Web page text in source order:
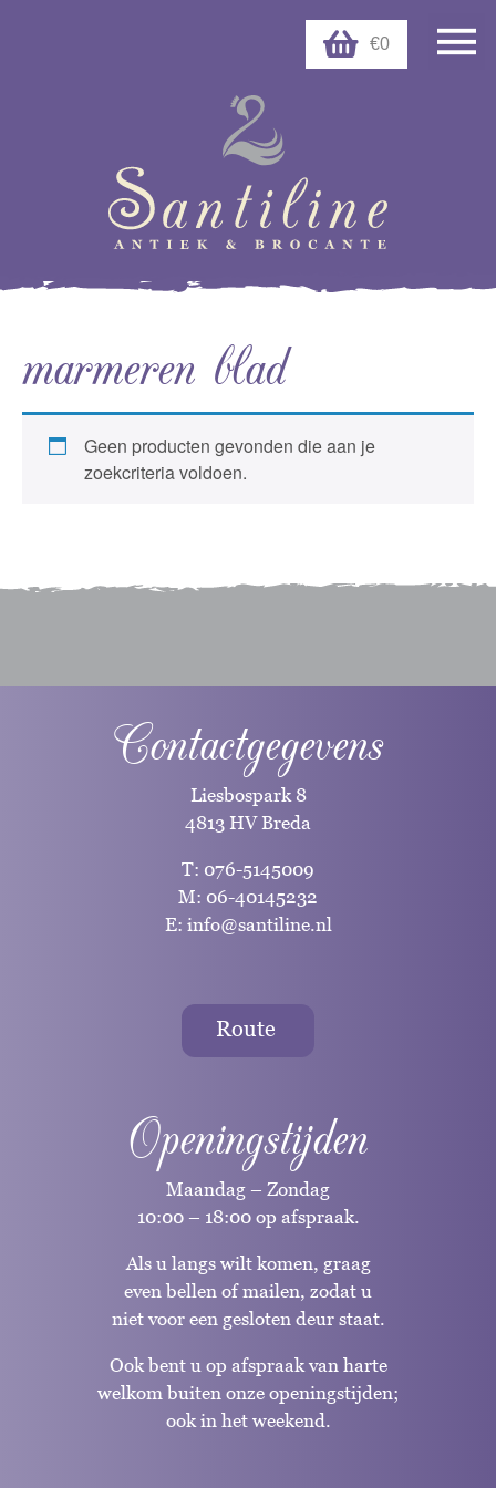
€0
marmeren blad
Geen producten gevonden die aan je
zoekcriteria voldoen.
Contactgegevens
Liesbospark 8
4813 HV Breda
T: 076-5145009
M: 06-40145232
E: info@santiline.nl
Route
Openingstijden
Maandag – Zondag
10:00 – 18:00 op afspraak.
Als u langs wilt komen, graag
even bellen of mailen, zodat u
niet voor een gesloten deur staat.
Ook bent u op afspraak van harte
welkom buiten onze openingstijden;
ook in het weekend.